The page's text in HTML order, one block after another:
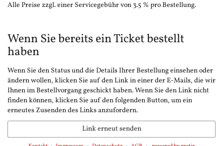
Alle Preise zzgl. einer Servicegebühr von 3.5 % pro Bestellung.
Wenn Sie bereits ein Ticket bestellt
haben
Wenn Sie den Status und die Details Ihrer Bestellung einsehen oder
ändern wollen, klicken Sie auf den Link in einer der E-Mails, die wir
Ihnen im Bestellvorgang geschickt haben. Wenn Sie den Link nicht
finden können, klicken Sie auf den folgenden Button, um ein
erneutes Zusenden des Links anzufordern.
Link erneut senden